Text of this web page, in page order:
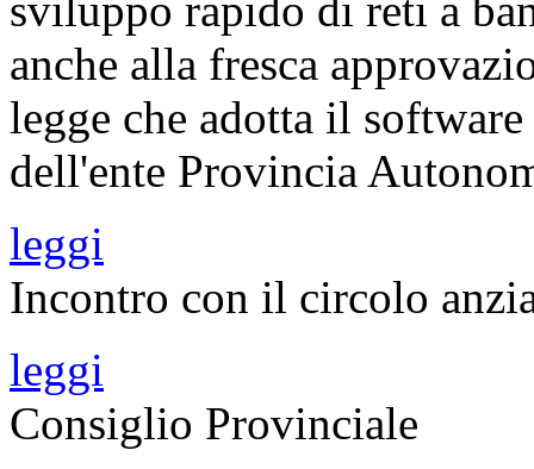
sviluppo rapido di reti a
anche alla fresca
legge che adotta il
dell'ente Provincia
leggi
Incontro con il circolo
leggi
Consiglio Provinciale